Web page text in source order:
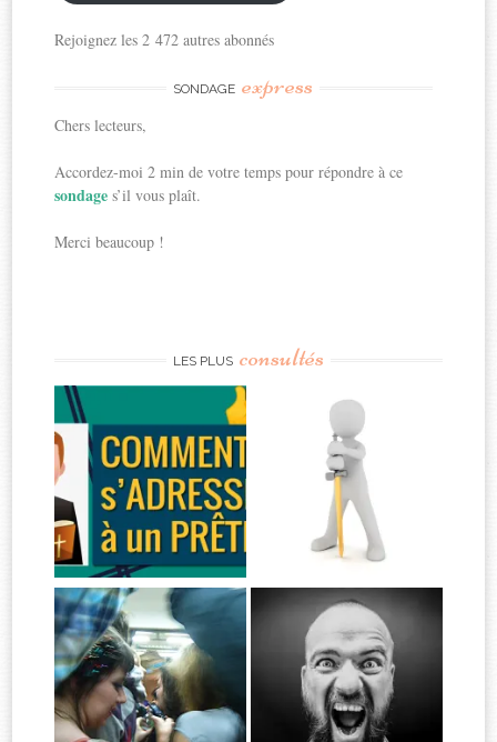
Rejoignez les 2 472 autres abonnés
SONDAGE express
Chers lecteurs,
Accordez-moi 2 min de votre temps pour répondre à ce
sondages’il vous plaît.
Merci beaucoup !
LES PLUS consultés